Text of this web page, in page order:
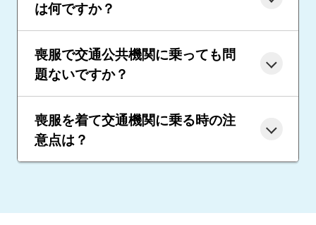
は何ですか？
喪服で交通公共機関に乗っても問
題ないですか？
喪服を着て交通機関に乗る時の注
意点は？